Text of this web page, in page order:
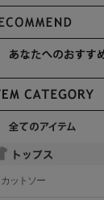
カットソー